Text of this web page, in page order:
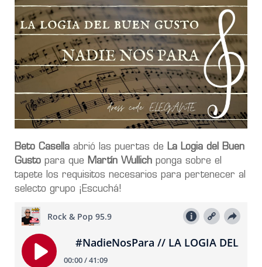
Beto Casella abrió las puertas de La Logia del Buen
Gusto para que Martín Wullich ponga sobre el
tapete los requisitos necesarios para pertenecer al
selecto grupo ¡Escuchá!